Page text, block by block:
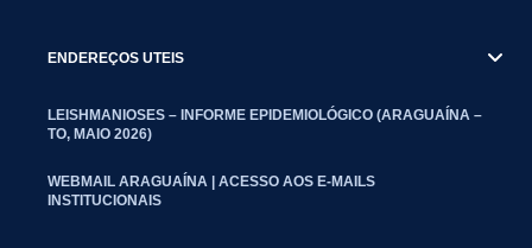
ENDEREÇOS UTEIS
LEISHMANIOSES – INFORME EPIDEMIOLÓGICO (ARAGUAÍNA –
TO, MAIO 2026)
WEBMAIL ARAGUAÍNA | ACESSO AOS E-MAILS
INSTITUCIONAIS